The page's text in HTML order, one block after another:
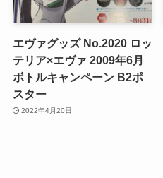
エヴァグッズ No.2020 ロッ
テリア×エヴァ 2009年6月
ボトルキャンペーン B2ポ
スター
2022年4月20日